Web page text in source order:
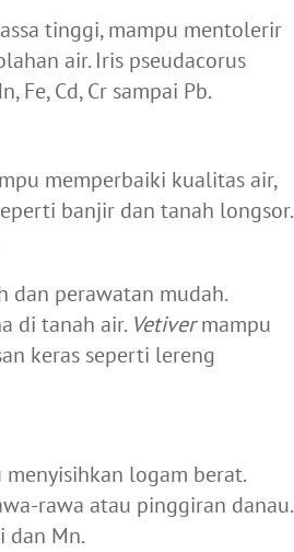
tinggi, mampu mentolerir
air. Iris pseudacorus
Fe, Cd, Cr sampai Pb.
memperbaiki kualitas air,
banjir dan tanah longsor.
dan perawatan mudah.
di tanah air. Vetivermampu
keras seperti lereng
logam berat.
rawa atau pinggiran danau.
dan Mn.